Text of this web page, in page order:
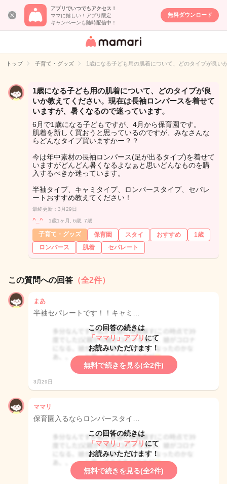
アプリでいつでもアクセス！
ママに嬉しい！アプリ限定
キャンペーンも随時配信中！
無料ダウンロード
女性専用匿名QA
イト
トップ 子育て・グッズ 1歳になる子ども用の肌着について、どのタイプが良
1歳になる子ども用の肌着について、どのタイプが良
いか教えてください。現在は長袖ロンパースを着せて
いますが、暑くなるので迷っています。
6月で1歳になる子どもですが、4月から保育園です。
肌着を新しく買おうと思っているのですが、みなさんな
らどんなタイプ買いますかー？？
今は年中素材の長袖ロンパース(足が出るタイプ)を着せて
いますがどんどん暑くなるよなぁと思いどんなものを購
入するべきか迷っています。
半袖タイプ、キャミタイプ、ロンパースタイプ、セパレ
ートおすすめ教えてください！
最終更新：3月29日
^_^ 1歳1ヶ月, 6歳, 7歳
子育て・グッズ 保育園 スタイ おすすめ
1歳
ロンパース
肌着 セパレート
この質問への回答 （全2件）
まあ
半袖セパレートです！！キャミ…
この回答の続きは
「ママリ」アプリ にて
お読みいただけます！
無料で続きを見る(全2件)
3月29日
ママリ
保育園入るならロンパースタイ…
この回答の続きは
「ママリ」アプリ にて
お読みいただけます！
無料で続きを見る(全2件)